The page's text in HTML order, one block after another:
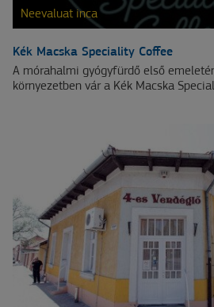
Neevaluat inca
Kék Macska Speciality Coffee
A mórahalmi gyógyfürdő első
környezetben vár a Kék Macska